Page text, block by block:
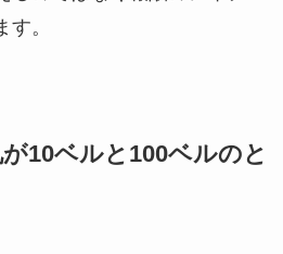
。
10ベルと100ベルのと